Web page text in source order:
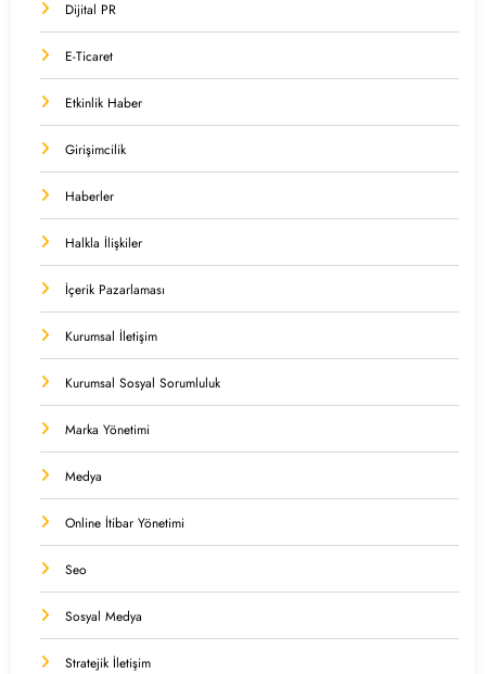
Dijital PR
E-Ticaret
Etkinlik Haber
Girişimcilik
Haberler
Halkla İlişkiler
İçerik Pazarlaması
Kurumsal İletişim
Kurumsal Sosyal Sorumluluk
Marka Yönetimi
Medya
Online İtibar Yönetimi
Seo
Sosyal Medya
Stratejik İletişim